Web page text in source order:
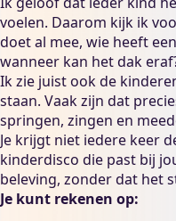
voelen. Daarom kijk ik
doet al mee, wie heeft
wanneer kan het dak
Ik zie juist ook de
staan. Vaak zijn dat
springen, zingen en
Je krijgt niet iedere keer
kinderdisco die past bij
beleving, zonder dat het
Je kunt rekenen op: